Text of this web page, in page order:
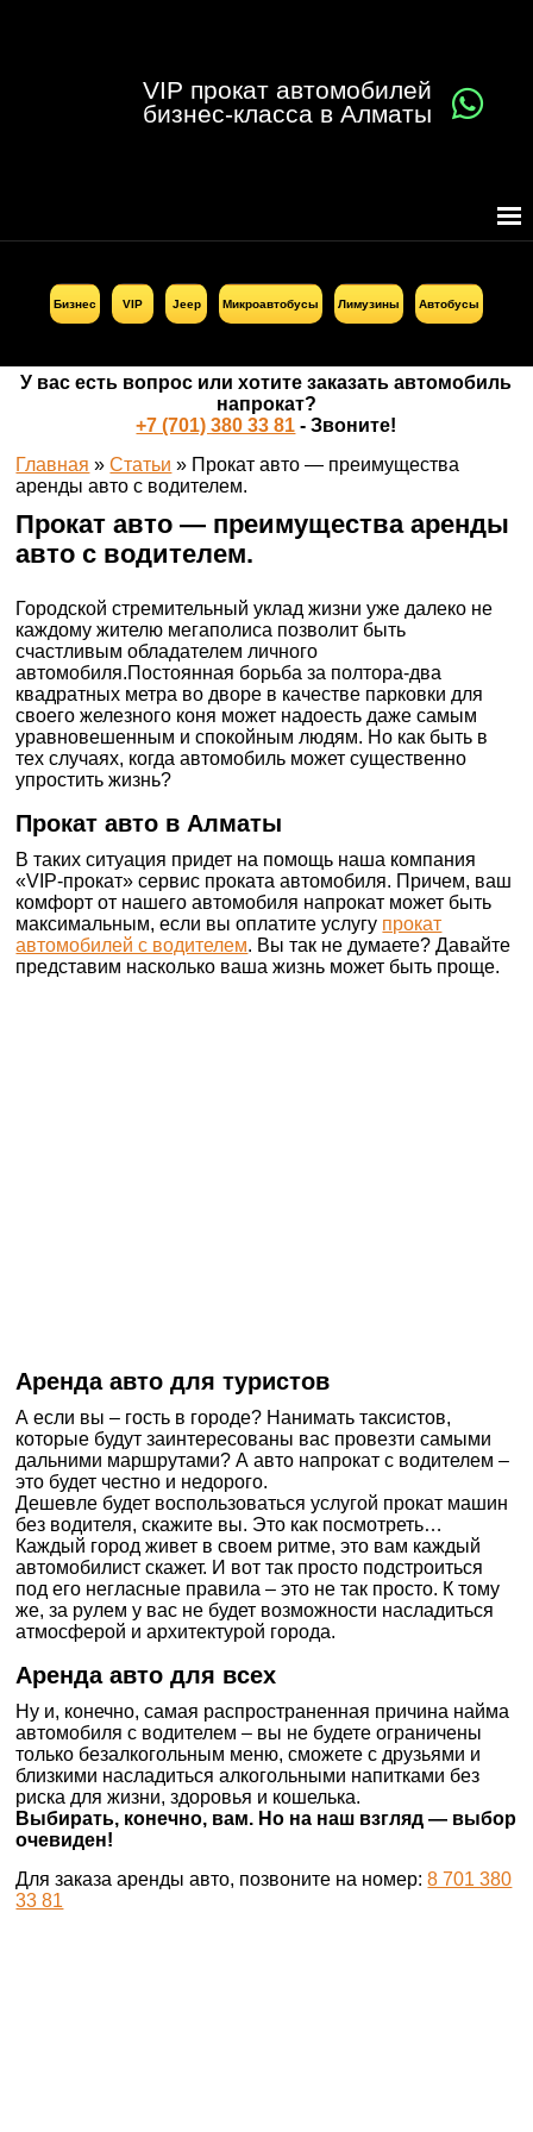
VIP прокат автомобилей
бизнес-класса в Алматы
Бизнес VIP Jeep Микроавтобусы Лимузины Автобусы
У вас есть вопрос или хотите заказать автомобиль
напрокат?
+7 (701) 380 33 81 - Звоните!
Главная »Статьи » Прокат авто — преимущества
аренды авто с водителем.
Прокат авто — преимущества аренды
авто с водителем.
Городской стремительный уклад жизни уже далеко не
каждому жителю мегаполиса позволит быть
счастливым обладателем личного
автомобиля.Постоянная борьба за полтора-два
квадратных метра во дворе в качестве парковки для
своего железного коня может надоесть даже самым
уравновешенным и спокойным людям. Но как быть в
тех случаях, когда автомобиль может существенно
упростить жизнь?
Прокат авто в Алматы
В таких ситуация придет на помощь наша компания
«VIP-прокат» сервис проката автомобиля. Причем, ваш
комфорт от нашего автомобиля напрокат может быть
максимальным, если вы оплатите услугу прокат
автомобилей с водителем. Вы так не думаете? Давайте
представим насколько ваша жизнь может быть проще.
Аренда авто для туристов
А если вы – гость в городе? Нанимать таксистов,
которые будут заинтересованы вас провезти самыми
дальними маршрутами? А авто напрокат с водителем –
это будет честно и недорого.
Дешевле будет воспользоваться услугой прокат машин
без водителя, скажите вы. Это как посмотреть…
Каждый город живет в своем ритме, это вам каждый
автомобилист скажет. И вот так просто подстроиться
под его негласные правила – это не так просто. К тому
же, за рулем у вас не будет возможности насладиться
атмосферой и архитектурой города.
Аренда авто для всех
Ну и, конечно, самая распространенная причина найма
автомобиля с водителем – вы не будете ограничены
только безалкогольным меню, сможете с друзьями и
близкими насладиться алкогольными напитками без
риска для жизни, здоровья и кошелька.
Выбирать, конечно, вам. Но на наш взгляд — выбор
очевиден!
Для заказа аренды авто, позвоните на номер:8 701 380
33 81